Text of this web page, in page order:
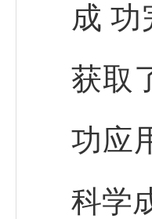
成 功
获取
功应
科学